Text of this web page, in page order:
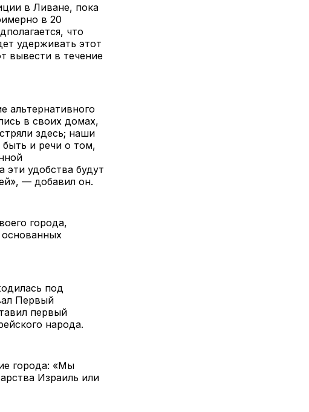
в Ливане, пока
в 20
что
удерживать этот
вывести в течение
альтернативного
в своих домах,
здесь; наши
и речи о том,
эти удобства будут
— добавил он.
города,
под
Первый
первый
народа.
города: «Мы
Израиль или